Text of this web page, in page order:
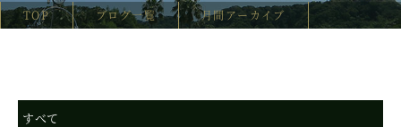
TOP ブログ一覧 月間アーカイブ
すべて